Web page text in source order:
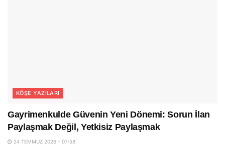
KÖŞE YAZILARI
Gayrimenkulde Güvenin Yeni Dönemi: Sorun İlan
Paylaşmak Değil, Yetkisiz Paylaşmak
24 TEMMUZ 2026 - 07:58